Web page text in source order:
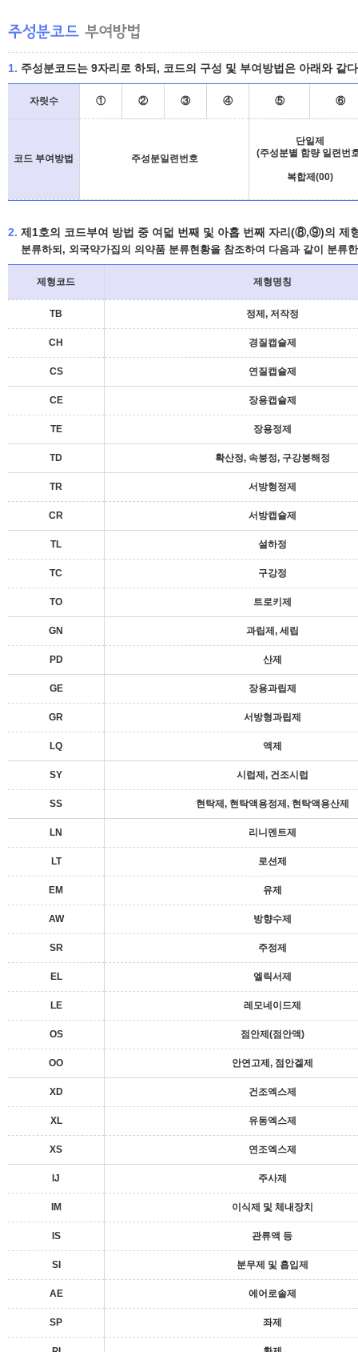
1. 주성분코드는 9자리로 하되, 코드의 구성 및 부여방법은 아래와 같
자릿수 ① ② ③ ④ ⑤ ⑥
코드 부여방법 주성분일련번호
단일제
(주성분별 함량 일련번
복합제(00)
2. 제1호의 코드부여 방법 중 여덟 번째 및 아홉 번째 자리(⑧,⑨)의 제
분류하되, 외국약가집의 의약품 분류현황을 참조하여 다음과 같이 분류
제형코드 제형명칭
TB 정제, 저작정
CH 경질캡슐제
CS 연질캡슐제
CE 장용캡슐제
TE 장용정제
TD 확산정, 속붕정, 구강붕해정
TR 서방형정제
CR 서방캡슐제
TL 설하정
TC 구강정
TO 트로키제
GN 과립제, 세립
PD 산제
GE 장용과립제
GR 서방형과립제
LQ 액제
SY 시럽제, 건조시럽
SS 현탁제, 현탁액용정제, 현탁액용산제
LN 리니멘트제
LT 로션제
EM 유제
AW 방향수제
SR 주정제
EL 엘릭서제
LE 레모네이드제
OS 점안제(점안액)
OO 안연고제, 점안겔제
XD 건조엑스제
XL 유동엑스제
XS 연조엑스제
IJ 주사제
IM 이식제 및 체내장치
IS 관류액 등
SI 분무제 및 흡입제
AE 에어로솔제
SP 좌제